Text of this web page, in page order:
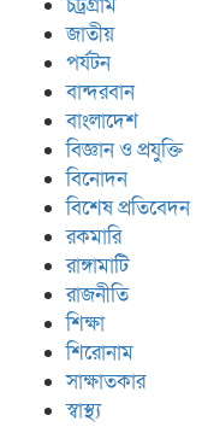
চট্রগ্রাম
জাতীয়
পর্যটন
বান্দরবান
বাংলাদেশ
বিজ্ঞান ও প্রযুক্তি
বিনোদন
বিশেষ প্রতিবেদন
রকমারি
রাঙ্গামাটি
রাজনীতি
শিক্ষা
শিরোনাম
সাক্ষাতকার
স্বাস্থ্য